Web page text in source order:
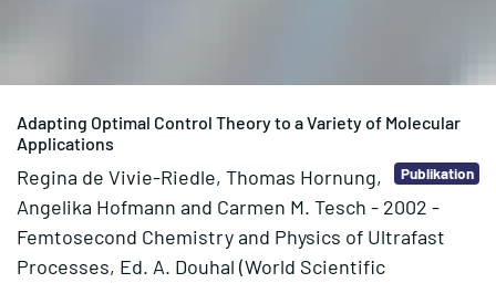
Adapting Optimal Control Theory to a Variety of Molecular
Applications
Publikation
Regina de Vivie-Riedle, Thomas Hornung,
Angelika Hofmann and Carmen M. Tesch - 2002 -
Femtosecond Chemistry and Physics of Ultrafast
Processes, Ed. A. Douhal (World Scientific